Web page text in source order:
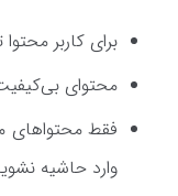
برای کاربر
محتوای
فقط محتواهای
وارد حاشیه